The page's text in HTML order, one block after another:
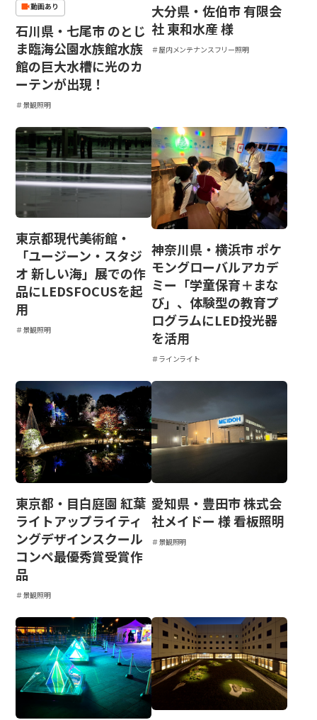
動画あり
石川県・七尾市 のとじ
ま臨海公園水族館水族
館の巨大水槽に光のカ
ーテンが出現！
＃景観照明
大分県・佐伯市 有限会
社 東和水産 様
＃屋内メンテナンスフリー照明
東京都現代美術館・
「ユージーン・スタジ
オ 新しい海」展での作
品にLEDSFOCUSを起
用
＃景観照明
神奈川県・横浜市 ポケ
モングローバルアカデ
ミー「学童保育＋まな
び」、体験型の教育プ
ログラムにLED投光器
を活用
＃ラインライト
東京都・目白庭園 紅葉
ライトアップライティ
ングデザインスクール
コンペ最優秀賞受賞作
品
＃景観照明
愛知県・豊田市 株式会
社メイドー 様 看板照明
＃景観照明